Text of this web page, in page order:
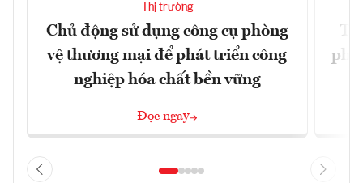
Thị trường
Chủ động sử dụng công cụ phòng
vệ thương mại để phát triển công
nghiệp hóa chất bền vững
Đọc ngay